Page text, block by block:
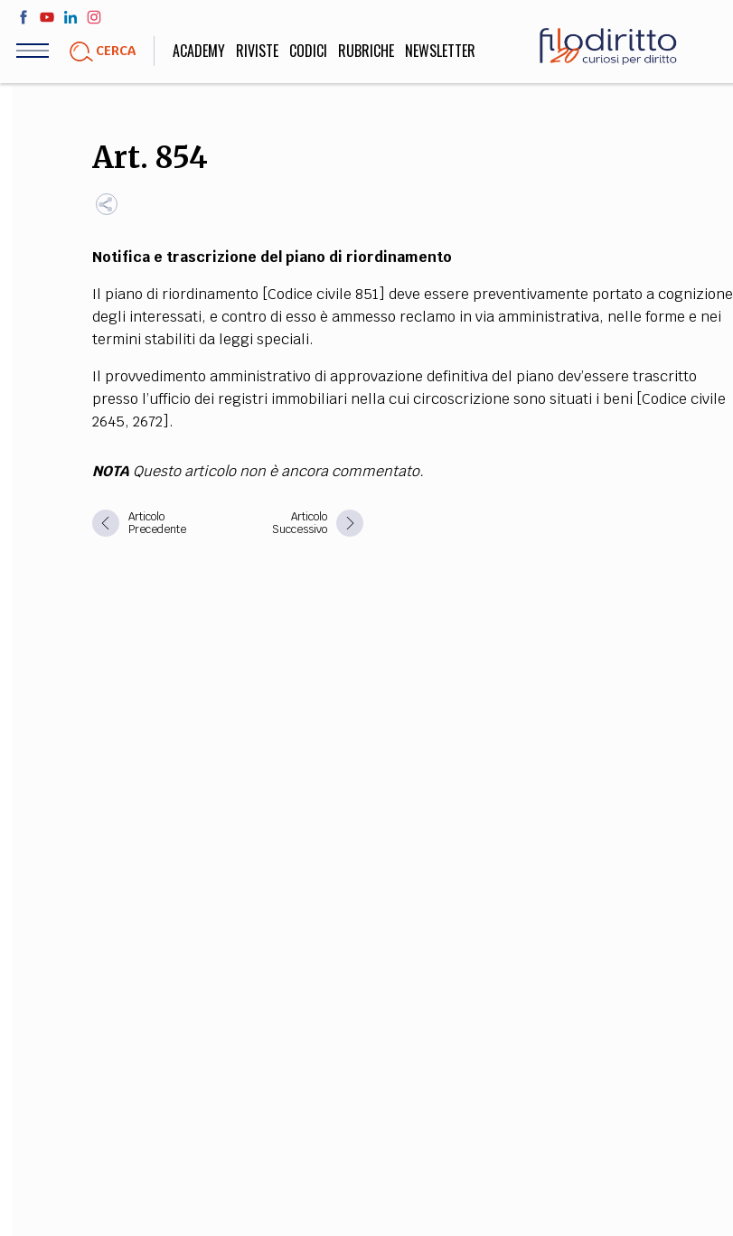
Salta
contenuto
CERCA ACADEMY RIVISTE CODICI RUBRICHE NEWSLETTER
LIFE STYLE
Sport, Cucina, Viaggi,
Moda
STORIA E FILOSOFIA
Scienze storiche,
umanistiche, Religione
INNOVAZIONE
Scienze informatiche,
Architettura, Ingegneria
TEAM
Art. 854
Notifica e trascrizione del piano di riordinamento
Il piano di riordinamento [Codice civile 851] deve essere preventivamente portato a cognizione
degli interessati, e contro di esso è ammesso reclamo in via amministrativa, nelle forme e nei
termini stabiliti da leggi speciali.
Il provvedimento amministrativo di approvazione definitiva del piano dev’essere trascritto
presso l’ufficio dei registri immobiliari nella cui circoscrizione sono situati i beni [Codice civile
2645, 2672].
NOTAQuesto articolo non è ancora commentato.
Articolo
Precedente
Articolo
Successivo